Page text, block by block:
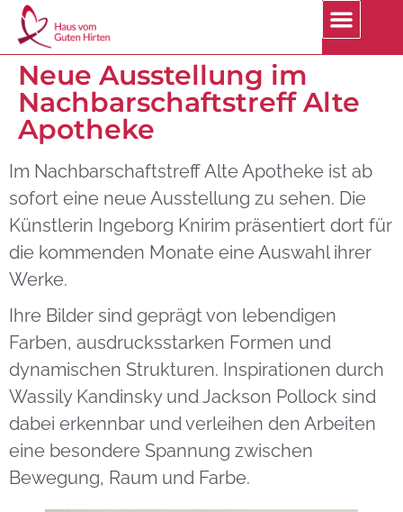
Neue Ausstellung im
Nachbarschaftstreff Alte
Apotheke
Im Nachbarschaftstreff Alte Apotheke ist ab
sofort eine neue Ausstellung zu sehen. Die
Künstlerin Ingeborg Knirim präsentiert dort für
die kommenden Monate eine Auswahl ihrer
Werke.
Ihre Bilder sind geprägt von lebendigen
Farben, ausdrucksstarken Formen und
dynamischen Strukturen. Inspirationen durch
Wassily Kandinsky und Jackson Pollock sind
dabei erkennbar und verleihen den Arbeiten
eine besondere Spannung zwischen
Bewegung, Raum und Farbe.